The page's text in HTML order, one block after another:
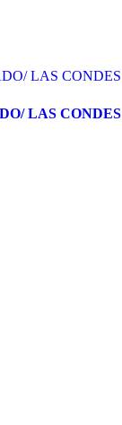
LAS CONDES